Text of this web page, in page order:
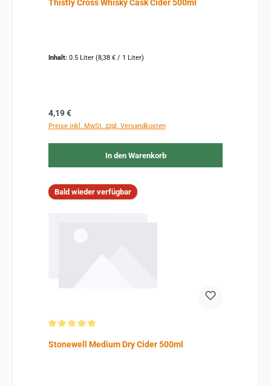
Thistly Cross Whisky Cask Cider 500ml
Inhalt: 0.5 Liter (8,38 € / 1 Liter)
Regulärer Preis:
4,19 €
Preise inkl. MwSt. zzgl. Versandkosten
In den Warenkorb
Bald wieder verfügbar
Stonewell Medium Dry Cider 500ml